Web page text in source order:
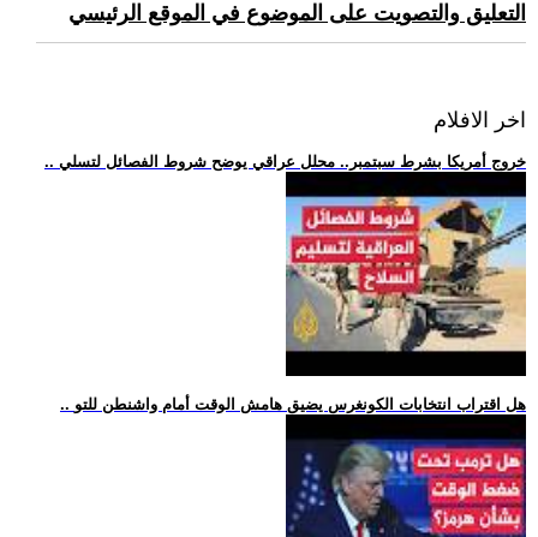
التعليق والتصويت على الموضوع في الموقع الرئيسي
اخر الافلام
.. خروج أمريكا بشرط سبتمبر.. محلل عراقي يوضح شروط الفصائل لتسلي
.. هل اقتراب انتخابات الكونغرس يضيق هامش الوقت أمام واشنطن للتو